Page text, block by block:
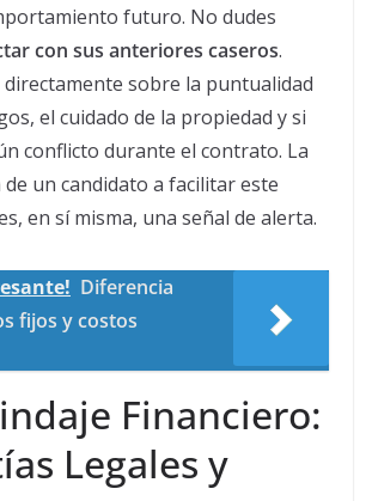
futuro. No dudes
con sus anteriores caseros.
sobre la puntualidad
el cuidado de la propiedad y si
conflicto durante el contrato. La
de un candidato a facilitar este
en sí misma, una señal de alerta.
Diferencia
fijos y costos
Financiero:
Legales y